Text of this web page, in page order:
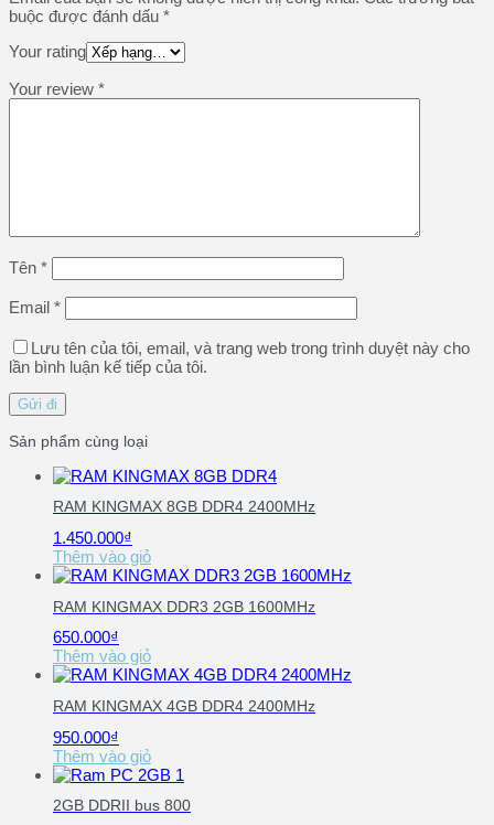
buộc được đánh dấu *
Your rating
Your review *
Tên *
Email *
Lưu tên của tôi, email, và trang web trong trình duyệt này cho
lần bình luận kế tiếp của tôi.
Sản phẩm cùng loại
RAM KINGMAX 8GB DDR4 2400MHz
1.450.000₫
Thêm vào giỏ
RAM KINGMAX DDR3 2GB 1600MHz
650.000₫
Thêm vào giỏ
RAM KINGMAX 4GB DDR4 2400MHz
950.000₫
Thêm vào giỏ
2GB DDRII bus 800